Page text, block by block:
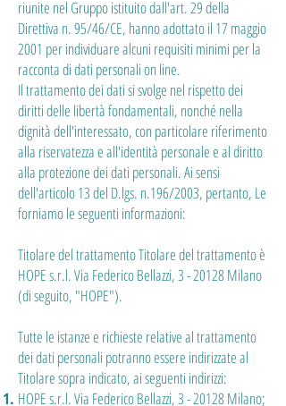
riunite nel Gruppo istituito dall'art. 29 della
Direttiva n. 95/46/CE, hanno adottato il 17 maggio
2001 per individuare alcuni requisiti minimi per la
racconta di dati personali on line.
Il trattamento dei dati si svolge nel rispetto dei
diritti delle libertà fondamentali, nonché nella
dignità dell'interessato, con particolare riferimento
alla riservatezza e all'identità personale e al diritto
alla protezione dei dati personali. Ai sensi
dell'articolo 13 del D.lgs. n.196/2003, pertanto, Le
forniamo le seguenti informazioni:
Titolare del trattamento Titolare del trattamento è
HOPE s.r.l. Via Federico Bellazzi, 3 - 20128 Milano
(di seguito, "HOPE").
Tutte le istanze e richieste relative al trattamento
dei dati personali potranno essere indirizzate al
Titolare sopra indicato, ai seguenti indirizzi:
HOPE s.r.l. Via Federico Bellazzi, 3 - 20128 Milano;